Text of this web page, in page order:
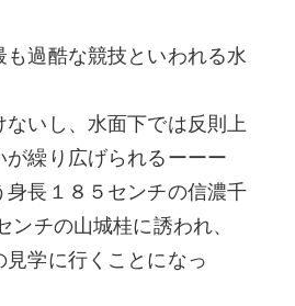
も過酷な競技といわれる水
いし、水面下では反則上
が繰り広げられるーーー
身長１８５センチの信濃千
ンチの山城桂に誘われ、
見学に行くことになっ